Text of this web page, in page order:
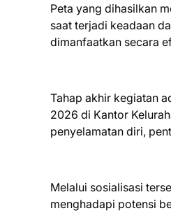
Peta yang dihasilkan
saat terjadi keadaan
dimanfaatkan secara
Tahap akhir kegiatan
2026 di Kantor
penyelamatan diri,
Melalui sosialisasi
menghadapi potensi